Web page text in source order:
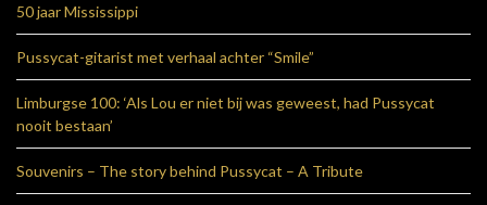
50 jaar Mississippi
Pussycat-gitarist met verhaal achter “Smile”
Limburgse 100: ‘Als Lou er niet bij was geweest, had Pussycat
nooit bestaan’
Souvenirs – The story behind Pussycat – A Tribute